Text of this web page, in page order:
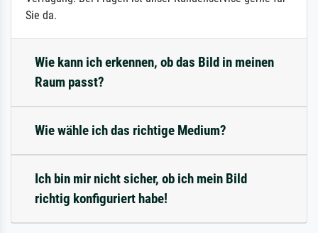
Sie da.
Wie kann ich erkennen, ob das Bild in meinen
Raum passt?
Wie wähle ich das richtige Medium?
Ich bin mir nicht sicher, ob ich mein Bild
richtig konfiguriert habe!